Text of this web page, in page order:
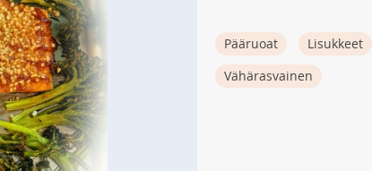
Pääruoat Lisukkeet
Vähärasvainen